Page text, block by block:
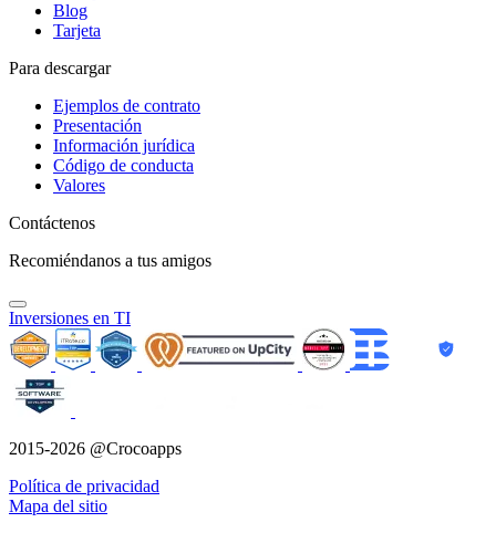
Blog
Tarjeta
Para descargar
Ejemplos de contrato
Presentación
Información jurídica
Código de conducta
Valores
Contáctenos
Recomiéndanos a tus amigos
Inversiones en TI
2015-2026 @Crocoapps
Política de privacidad
Mapa del sitio